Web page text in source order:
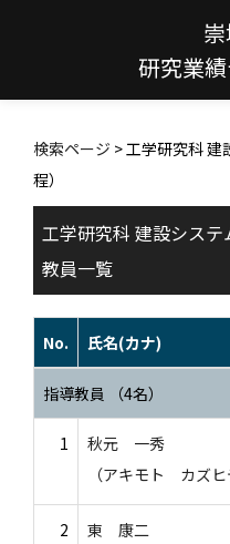
研究業
検索ページ > 工学研究科
程）
工学研究科 建設システ
教員一覧
No. 氏名(カナ)
指導教員 （4名）
1
秋元 一秀
（アキモト カズヒ
2
東 康二